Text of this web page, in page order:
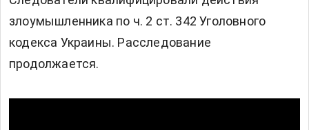
злоумышленника по ч. 2 ст. 342 Уголовного
кодекса Украины. Расследование
продолжается.